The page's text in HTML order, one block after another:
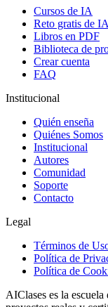
Cursos de IA
Reto gratis de IA
Libros en PDF
Biblioteca de
Crear cuenta
FAQ
Institucional
Quién enseña
Quiénes Somos
Institucional
Autores
Comunidad
Soporte
Contacto
Legal
Términos de
Política de
Política de
AIClases es la